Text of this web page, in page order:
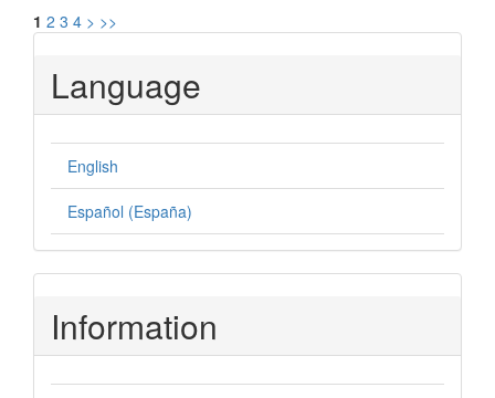
1 2 3 4 > >>
Language
English
Español (España)
Information